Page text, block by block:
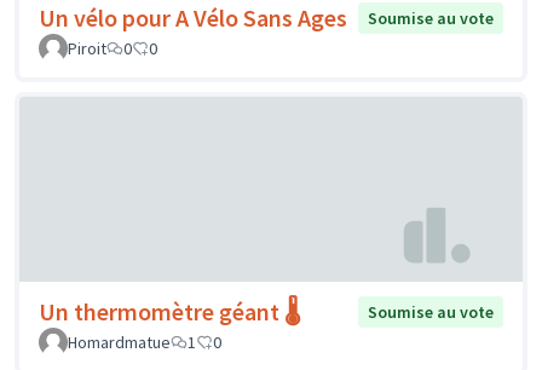
Un vélo pour A Vélo Sans Ages
Soumise au vote
Piroit
0 0
Un thermomètre géant 🌡️
Soumise au vote
Homardmatue
1 0